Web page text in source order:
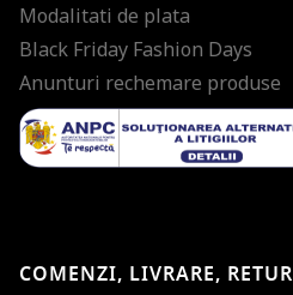
Modalitati de plata
Black Friday Fashion Days
Anunturi rechemare produse
COMENZI, LIVRARE, RETUR